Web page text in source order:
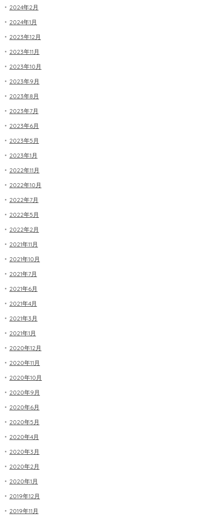
2024年2月
2024年1月
2023年12月
2023年11月
2023年10月
2023年9月
2023年8月
2023年7月
2023年6月
2023年5月
2023年1月
2022年11月
2022年10月
2022年7月
2022年5月
2022年2月
2021年11月
2021年10月
2021年7月
2021年6月
2021年4月
2021年3月
2021年1月
2020年12月
2020年11月
2020年10月
2020年9月
2020年6月
2020年5月
2020年4月
2020年3月
2020年2月
2020年1月
2019年12月
2019年11月